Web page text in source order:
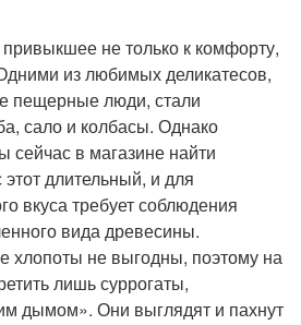
не только к комфорту,
из любимых деликатесов,
пещерные люди, стали
сало и колбасы. Однако
сейчас в магазине найти
длительный, и для
вкуса требует соблюдения
вида древесины.
хлопоты не выгодны, поэтому на
лишь суррогаты,
дымом». Они выглядят и пахнут